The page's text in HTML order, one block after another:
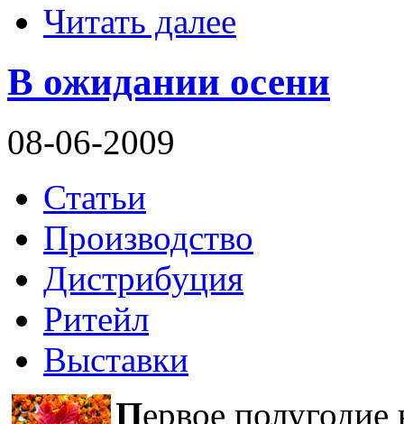
Читать далее
В ожидании осени
08-06-2009
Статьи
Производство
Дистрибуция
Ритейл
Выставки
Первое